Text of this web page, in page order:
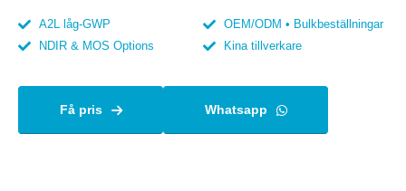
A2L låg-GWP
NDIR & MOS Options
OEM/ODM • Bulkbeställningar
Kina tillverkare
Få pris Whatsapp